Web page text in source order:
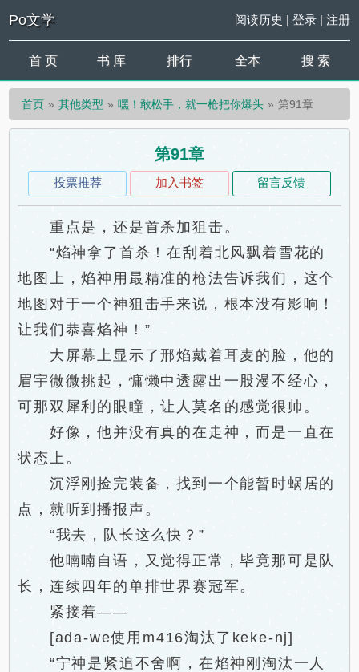
Po文学 阅读历史 | 登录| 注册
首 页 书 库 排行 全本 搜 索
首页 其他类型 嘿！敢松手，就一枪把你爆头 第91章
第91章
投票推荐 加入书签 留言反馈
重点是，还是首杀加狙击。
“焰神拿了首杀！在刮着北风飘着雪花的
地图上，焰神用最精准的枪法告诉我们，这个
地图对于一个神狙击手来说，根本没有影响！
让我们恭喜焰神！”
大屏幕上显示了邢焰戴着耳麦的脸，他的
眉宇微微挑起，慵懒中透露出一股漫不经心，
可那双犀利的眼瞳，让人莫名的感觉很帅。
好像，他并没有真的在走神，而是一直在
状态上。
沉浮刚捡完装备，找到一个能暂时蜗居的
点，就听到播报声。
“我去，队长这么快？”
他喃喃自语，又觉得正常，毕竟那可是队
长，连续四年的单排世界赛冠军。
紧接着——
[ada-we使用m416淘汰了keke-nj]
“宁神是紧追不舍啊，在焰神刚淘汰一人